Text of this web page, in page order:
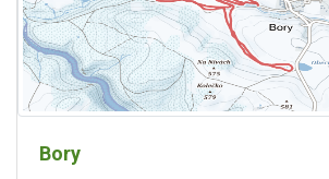
Bory